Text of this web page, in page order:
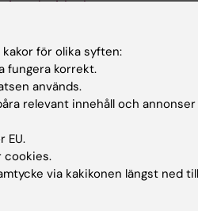
with aberrant gene
Nilsson C; Deneberg S;
SOCIETY.2017;139(15):5330-
Active-Site Maturation
D; Arnaouteli S;
M; Tsalafouta A; Pergantis
capacity.
för olika syften:
fungera korrekt.
används.
relevant innehåll och
EU.
cookies.
via kakikonen längst ned